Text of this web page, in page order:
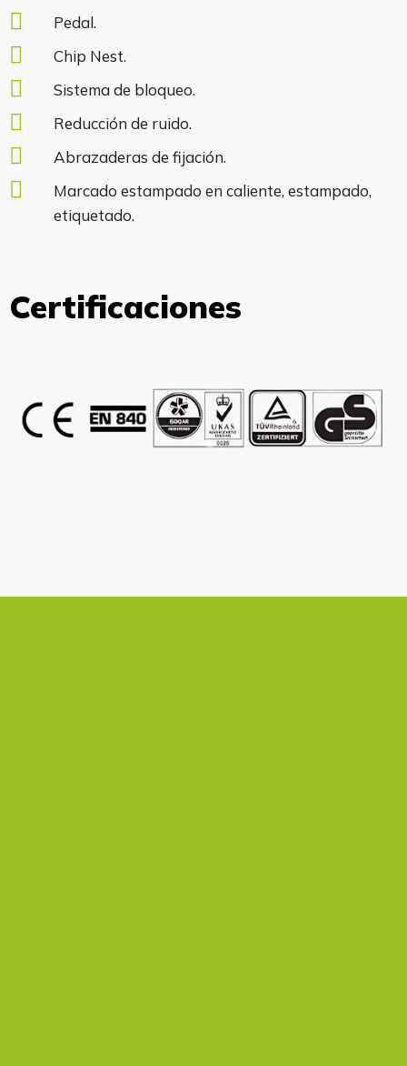
Pedal.
Chip Nest.
Sistema de bloqueo.
Reducción de ruido.
Abrazaderas de fijación.
Marcado estampado en caliente, estampado,
etiquetado.
Certificaciones